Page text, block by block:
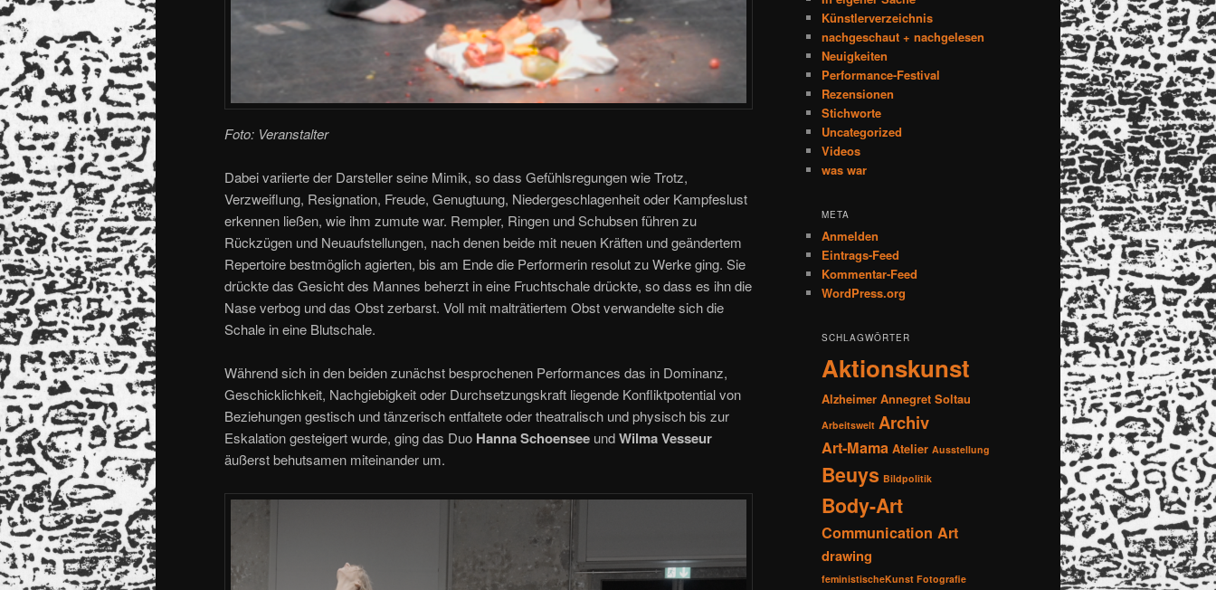
Foto: Veranstalter
Dabei variierte der Darsteller seine Mimik, so dass Gefühlsregungen wie Trotz,
Verzweiflung, Resignation, Freude, Genugtuung, Niedergeschlagenheit oder Kampfeslust
erkennen ließen, wie ihm zumute war. Rempler, Ringen und Schubsen führen zu
Rückzügen und Neuaufstellungen, nach denen beide mit neuen Kräften und geändertem
Repertoire bestmöglich agierten, bis am Ende die Performerin resolut zu Werke ging. Sie
drückte das Gesicht des Mannes beherzt in eine Fruchtschale drückte, so dass es ihn die
Nase verbog und das Obst zerbarst. Voll mit malträtiertem Obst verwandelte sich die
Schale in eine Blutschale.
Während sich in den beiden zunächst besprochenen Performances das in Dominanz,
Geschicklichkeit, Nachgiebigkeit oder Durchsetzungskraft liegende Konfliktpotential von
Beziehungen gestisch und tänzerisch entfaltete oder theatralisch und physisch bis zur
Eskalation gesteigert wurde, ging das Duo Hanna Schoensee undWilma Vesseur
äußerst behutsamen miteinander um.
Künstlerverzeichnis
nachgeschaut + nachgelesen
Neuigkeiten
Performance-Festival
Rezensionen
Stichworte
Uncategorized
Videos
was war
META
Anmelden
Eintrags-Feed
Kommentar-Feed
WordPress.org
SCHLAGWÖRTER
Aktionskunst
Alzheimer Annegret Soltau
Arbeitswelt Archiv
Art-Mama Atelier Ausstellung
Beuys Bildpolitik
Body-Art
Communication Art
drawing
feministischeKunst Fotografie